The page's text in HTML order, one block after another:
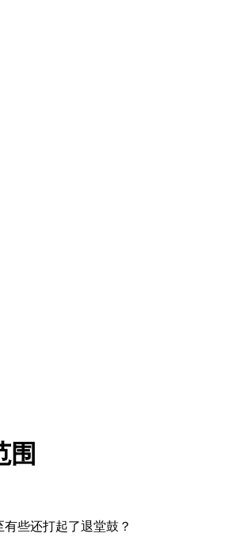
围
有些还打起了退堂鼓？